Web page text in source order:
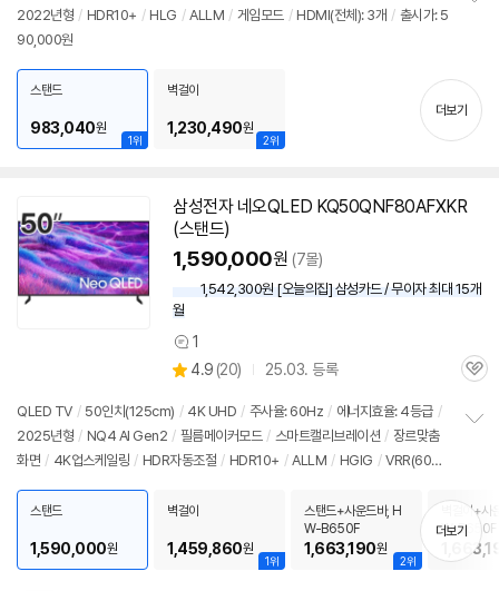
뷰
2022년형 / HDR10+ / HLG / ALLM / 게임모드 / HDMI(전체): 3개 / 출시가: 5
90,000원
기
1위
스탠드
983,040원
2위
벽걸이
1,230,490원
더보기
삼성전자 네오QLED KQ50QNF80AFXKR
(스탠드)
1,590,000원 (7몰)
1,542,300원 [오늘의집] 삼성카드 / 무이자 최대 15개
월
상
품
견
1
별
점
4.9 (상
리
뷰
20) 25.03. 등록
관
QLED TV / 50인치 (125cm) / 4K UHD / 주사율: 60Hz / 에너지효율: 4등급 /
2025년형 / NQ4 AI Gen2 / 필름메이커모드 / 스마트캘리브레이션 / 장르맞춤
화면 / 4K업스케일링 / HDR자동조절 / HDR10+ / ALLM / HGIG / VRR(60H
00원
치
기
스탠드
1,590,000원
1위
벽걸이
1,459,860원
2위
스탠드+사운드바, H
W-B650F
1,663,190원
벽걸이+사
W-B650F
더보기